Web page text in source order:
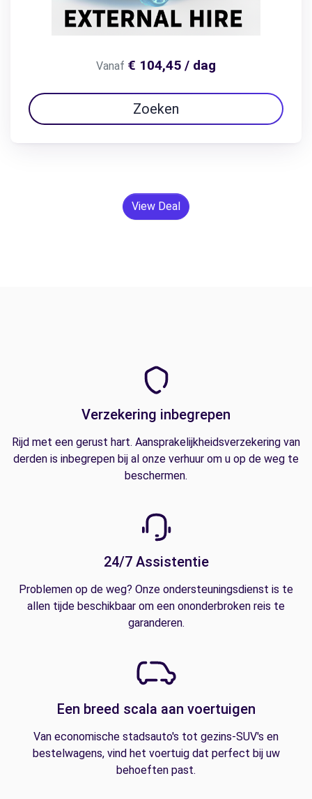
Vanaf € 104,45 / dag
Zoeken
View Deal
Verzekering inbegrepen
Rijd met een gerust hart. Aansprakelijkheidsverzekering van
derden is inbegrepen bij al onze verhuur om u op de weg te
beschermen.
24/7 Assistentie
Problemen op de weg? Onze ondersteuningsdienst is te
allen tijde beschikbaar om een ononderbroken reis te
garanderen.
Een breed scala aan voertuigen
Van economische stadsauto's tot gezins-SUV's en
bestelwagens, vind het voertuig dat perfect bij uw
behoeften past.